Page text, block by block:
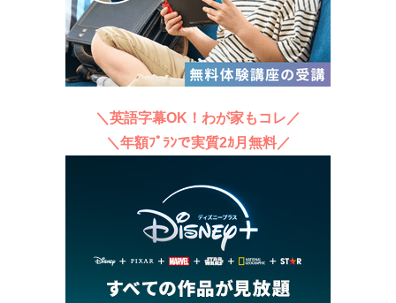
＼英語字幕OK！わが家もコレ／
＼年額ﾌﾟﾗﾝで実質2ｶ月無料／